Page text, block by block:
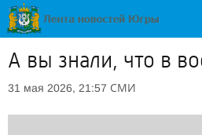
А вы знали, что в
31 мая 2026, 21:57 СМИ